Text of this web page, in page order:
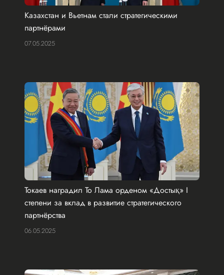
Казахстан и Вьетнам стали стратегическими
партнёрами
07.05.2025
Токаев наградил То Лама орденом «Достық» I
степени за вклад в развитие стратегического
партнёрства
06.05.2025